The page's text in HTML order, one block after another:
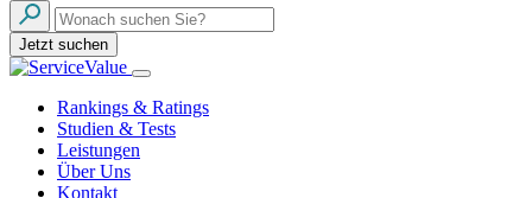
Jetzt suchen
Rankings & Ratings
Studien & Tests
Leistungen
Über Uns
Kontakt